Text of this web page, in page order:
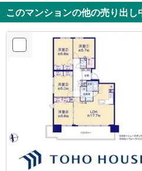
このマンションの他の売り出し